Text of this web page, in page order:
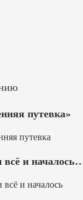
путевка»
и